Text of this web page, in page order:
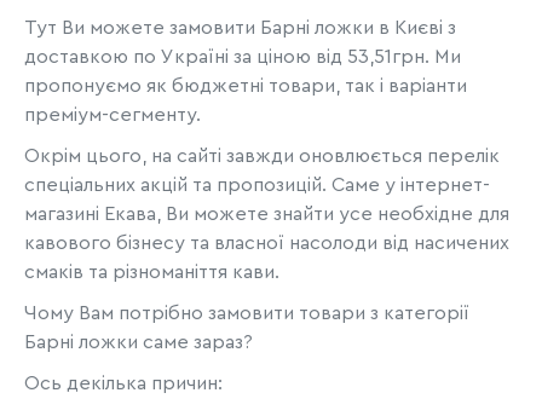
Тут Ви можете замовити Барні ложки в Києві з
доставкою по Україні за ціною від 53,51грн. Ми
пропонуємо як бюджетні товари, так і варіанти
преміум-сегменту.
Окрім цього, на сайті завжди оновлюється перелік
спеціальних акцій та пропозицій. Саме у інтернет-
магазині Екава, Ви можете знайти усе необхідне для
кавового бізнесу та власної насолоди від насичених
смаків та різноманіття кави.
Чому Вам потрібно замовити товари з категорії
Барні ложки саме зараз?
Ось декілька причин: